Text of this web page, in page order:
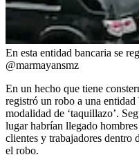
En esta entidad bancaria se
@marmayansmz
En un hecho que tiene
registró un robo a una
modalidad de ‘taquillazo’.
lugar habrían llegado
clientes y trabajadores dentro
el robo.